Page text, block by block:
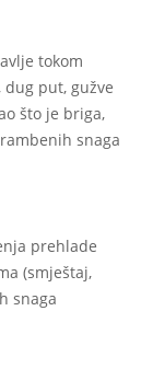
tokom
put, gužve
što je briga,
snaga
prehlade
(smještaj,
snaga